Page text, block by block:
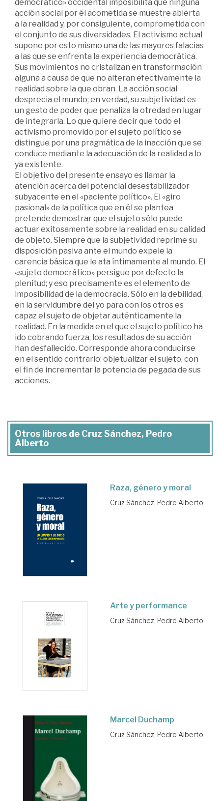
democrático» occidental imposibilita que ninguna
acción social por él acometida se muestre abierta
a la realidad y, por consiguiente, comprometida con
el conjunto de sus diversidades. El activismo actual
supone por esto mismo una de las mayores falacias
a las que se enfrenta la experiencia democrática.
Sus movimientos no cristalizan en transformación
alguna a causa de que no alteran efectivamente la
realidad sobre la que obran. La acción social
desprecia el mundo; en verdad, su subjetividad es
un gesto de poder que penaliza la otredad en lugar
de integrarla. Lo que quiere decir que todo el
activismo promovido por el sujeto político se
distingue por una pragmática de la inacción que se
conduce mediante la adecuación de la realidad a lo
ya existente.
El objetivo del presente ensayo es llamar la
atención acerca del potencial desestabilizador
subyacente en el «paciente político». El «giro
pasional» de la política que en él se plantea
pretende demostrar que el sujeto sólo puede
actuar exitosamente sobre la realidad en su calidad
de objeto. Siempre que la subjetividad reprime su
disposición pasiva ante el mundo expele la
carencia básica que le ata íntimamente al mundo. El
«sujeto democrático» persigue por defecto la
plenitud; y eso precisamente es el elemento de
imposibilidad de la democracia. Sólo en la debilidad,
en la servidumbre del yo para con los otros es
capaz el sujeto de objetar auténticamente la
realidad. En la medida en el que el sujeto político ha
ido cobrando fuerza, los resultados de su acción
han desfallecido. Corresponde ahora conducirse
en el sentido contrario: objetualizar el sujeto, con
el fin de incrementar la potencia de pegada de sus
acciones.
Otros libros de Cruz Sánchez, Pedro
Alberto
Raza, género y moral
Cruz Sánchez, Pedro Alberto
Arte y performance
Cruz Sánchez, Pedro Alberto
Marcel Duchamp
Cruz Sánchez, Pedro Alberto